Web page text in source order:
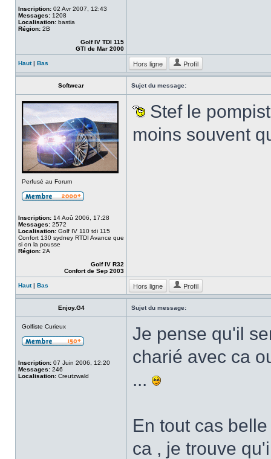
Inscription: 02 Avr 2007, 12:43
Messages: 1208
Localisation: bastia
Région: 2B
Golf IV TDI 115
GTI de Mar 2000
Haut| Bas Hors ligne Profil
Softwear Sujet du message:
Perfusé au Forum
Inscription: 14 Aoû 2006, 17:28
Messages: 2572
Localisation: Golf IV 110 tdi 115
Confort 130 sydney RTDI Avance que
si on la pousse
Région: 2A
Golf IV R32
Confort de Sep 2003
Stef le
moins souvent
Haut| Bas Hors ligne Profil
Enjoy.G4 Sujet du message:
Golfiste Curieux
Inscription: 07 Juin 2006, 12:20
Messages: 246
Localisation: Creutzwald
Je pense qu'il
charié avec ca
...
En tout cas
ca , je trouve